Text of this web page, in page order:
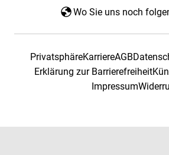
Wo Sie uns noch
PrivatsphäreKarriereAGB
Erklärung zur Barrierefreiheit
Impressum